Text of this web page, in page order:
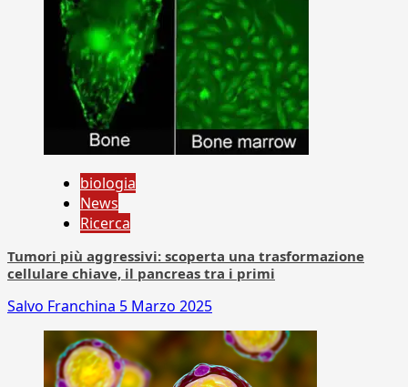
biologia
News
Ricerca
Tumori più aggressivi: scoperta una trasformazione
cellulare chiave, il pancreas tra i primi
Salvo Franchina 5 Marzo 2025